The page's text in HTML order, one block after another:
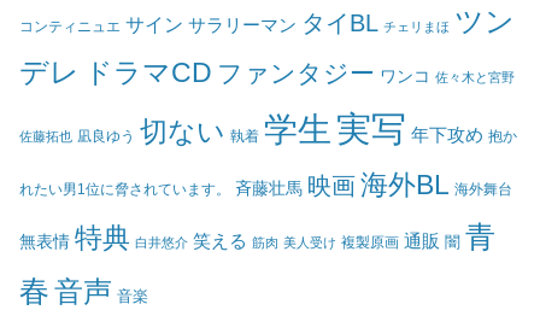
コンティニュエ サイン サラリーマン タイBL チェリまほ ツン
デレ
ドラマCD ファンタジー ワンコ 佐々木と宮野
佐藤拓也 凪良ゆう 切ない 執着 学生 実写 年下攻め 抱か
れたい男1位に脅されています。 斉藤壮馬 映画海外BL 海外舞台
無表情 特典 白井悠介 笑える 筋肉 美人受け 複製原画 通販 闇 青
春音声 音楽